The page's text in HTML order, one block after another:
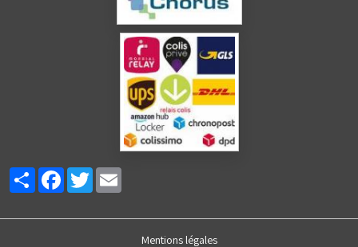
PartagerFacebookTwitter
Mentions légales